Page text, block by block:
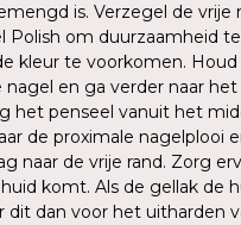
is. Verzegel de vrije
Polish om duurzaamheid
kleur te voorkomen.
nagel en ga verder naar
het penseel vanuit het
de proximale nagelplooi
naar de vrije rand. Zorg
komt. Als de gellak de
dit dan voor het uitharden